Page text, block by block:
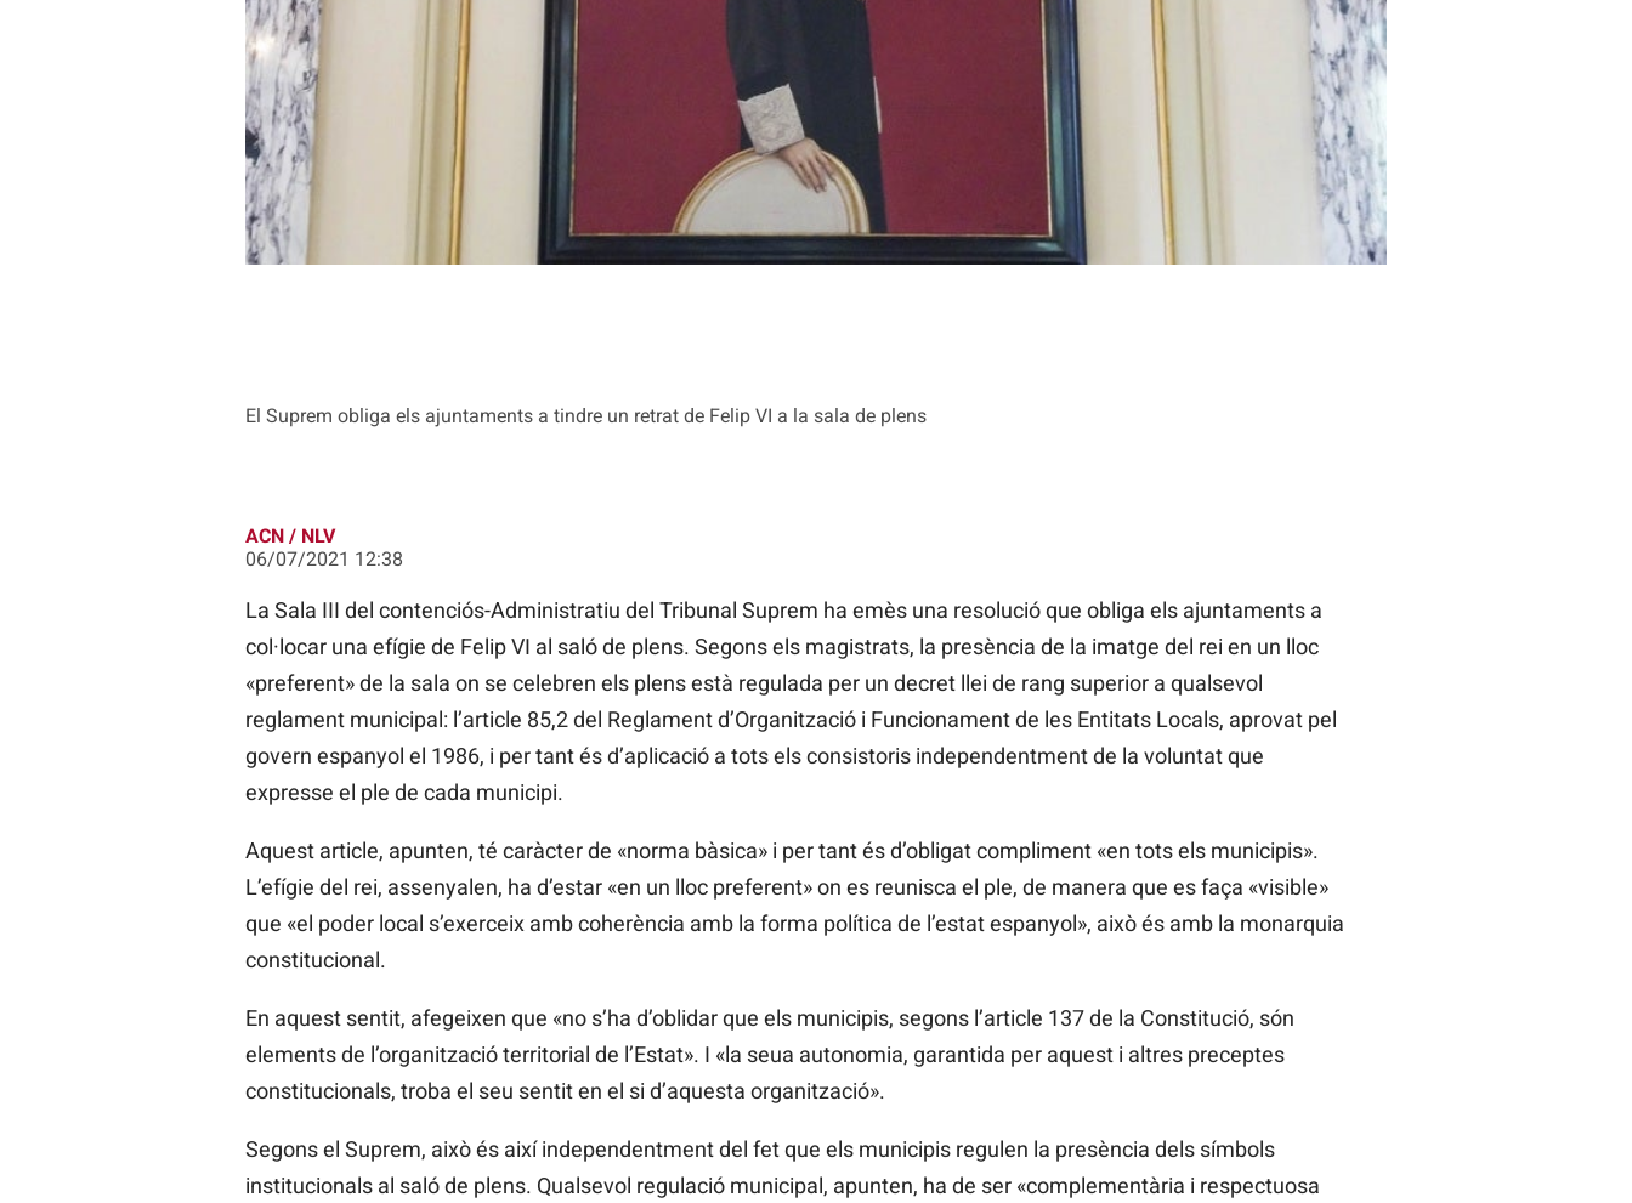
El Suprem obliga els ajuntaments a tindre un retrat de Felip VI a la sala de plens
ACN / NLV
06/07/2021 12:38
La Sala III del contenciós-Administratiu del Tribunal Suprem ha emès una resolució que obliga els ajuntaments a
col·locar una efígie de Felip VI al saló de plens. Segons els magistrats, la presència de la imatge del rei en un lloc
«preferent» de la sala on se celebren els plens està regulada per un decret llei de rang superior a qualsevol
reglament municipal: l’article 85,2 del Reglament d’Organització i Funcionament de les Entitats Locals, aprovat pel
govern espanyol el 1986, i per tant és d’aplicació a tots els consistoris independentment de la voluntat que
expresse el ple de cada municipi.
Aquest article, apunten, té caràcter de «norma bàsica» i per tant és d’obligat compliment «en tots els municipis».
L’efígie del rei, assenyalen, ha d’estar «en un lloc preferent» on es reunisca el ple, de manera que es faça «visible»
que «el poder local s’exerceix amb coherència amb la forma política de l’estat espanyol», això és amb la monarquia
constitucional.
En aquest sentit, afegeixen que «no s’ha d’oblidar que els municipis, segons l’article 137 de la Constitució, són
elements de l’organització territorial de l’Estat». I «la seua autonomia, garantida per aquest i altres preceptes
constitucionals, troba el seu sentit en el si d’aquesta organització».
Segons el Suprem, això és així independentment del fet que els municipis regulen la presència dels símbols
institucionals al saló de plens. Qualsevol regulació municipal, apunten, ha de ser «complementària i respectuosa